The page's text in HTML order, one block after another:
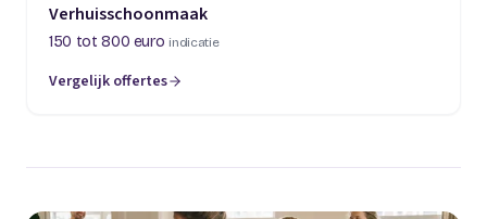
Verhuisschoonmaak
150 tot 800 euro indicatie
Vergelijk offertes
(opent in een nieuw tabblad)